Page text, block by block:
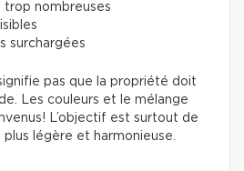
trop nombreuses
surchargées
pas que la propriété doit
Les couleurs et le mélange
L’objectif est surtout de
légère et harmonieuse.